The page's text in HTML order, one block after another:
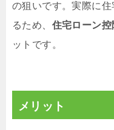
の狙いです。実際に
るため、 住宅ローン控
ットです。
メリット